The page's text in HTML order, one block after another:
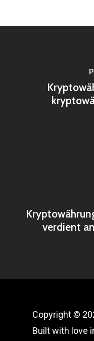
verdient
Copyright ©
Built with love